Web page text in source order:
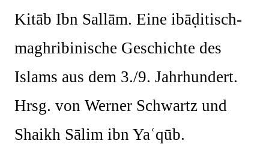
Kitāb Ibn Sallām. Eine ibāḍitisch-
maghribinische Geschichte des
Islams aus dem 3./9. Jahrhundert.
Hrsg. von Werner Schwartz und
Shaikh Sālim ibn Yaʿqūb.